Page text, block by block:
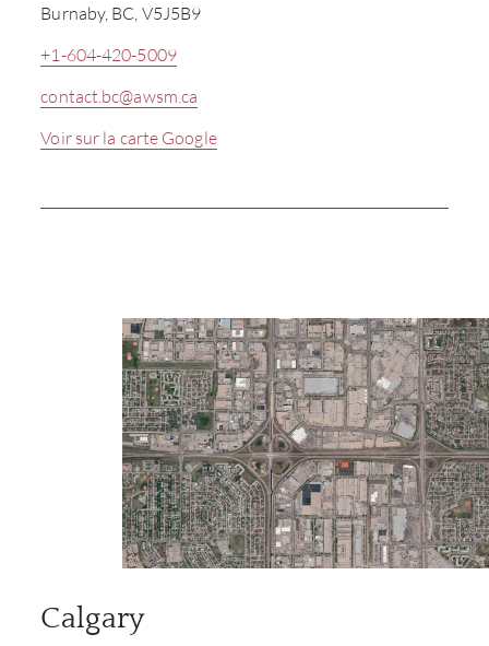
Burnaby, BC, V5J5B9
+1-604-420-5009
contact.bc@awsm.ca
Voir sur la carte Google
Calgary